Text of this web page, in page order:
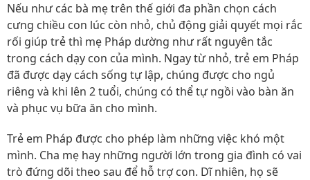
Nếu như các bà mẹ trên thế giới đa phần chọn cách
cưng chiều con lúc còn nhỏ, chủ động giải quyết mọi rắc
rối giúp trẻ thì mẹ Pháp dường như rất nguyên tắc
trong cách dạy con của mình. Ngay từ nhỏ, trẻ em Pháp
đã được dạy cách sống tự lập, chúng được cho ngủ
riêng và khi lên 2 tuổi, chúng có thể tự ngồi vào bàn ăn
và phục vụ bữa ăn cho mình.
Trẻ em Pháp được cho phép làm những việc khó một
mình. Cha mẹ hay những người lớn trong gia đình có vai
trò đứng dõi theo sau để hỗ trợ con. Dĩ nhiên, họ sẽ